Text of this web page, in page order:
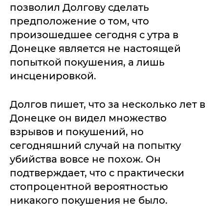
позволил Долгову сделать
предположение о том, что
произошедшее сегодня с утра в
Донецке является не настоящей
попыткой покушения, а лишь
инсценировкой.
Долгов пишет, что за несколько лет в
Донецке он видел множество
взрывов и покушений, но
сегодняшний случай на попытку
убийства вовсе не похож. Он
подтверждает, что с практически
стопроцентной вероятностью
никакого покушения не было.